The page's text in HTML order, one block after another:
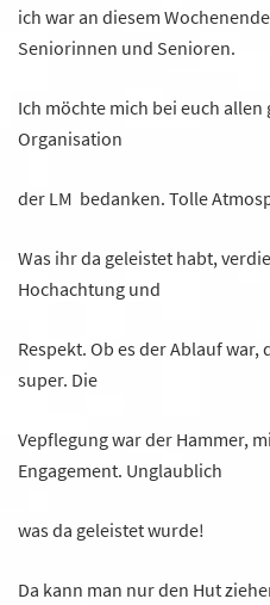
ich war an diesem
Seniorinnen und Senioren.
Ich möchte mich bei euch
Organisation
der LM bedanken. Tolle
Was ihr da geleistet habt,
Hochachtung und
Respekt. Ob es der Ablauf
super. Die
Vepflegung war der Hammer,
Engagement. Unglaublich
was da geleistet wurde!
Da kann man nur den Hut